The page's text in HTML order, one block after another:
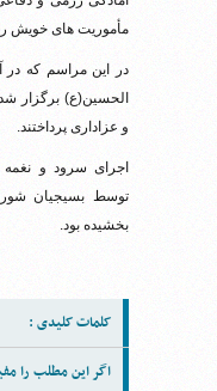
مأموریت های خویش
در این مراسم که در
الحسین(ع) برگزار
و عزاداری پرداختند.
اجرای سرود و
توسط بسیجیان
بخشیده بود.
کلمات کلیدی :
اگر این مطلب را